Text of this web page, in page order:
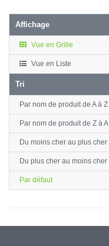
Affichage
Vue en Grille
Vue en Liste
Tri
Par nom de produit de A à Z
Par nom de produit de Z à A
Du moins cher au plus cher
Du plus cher au moins cher
Par défaut